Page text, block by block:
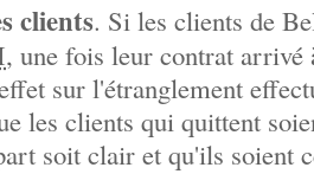
clients. Si les clients de
, une fois leur contrat arrivé
sur l'étranglement
les clients qui quittent
soit clair et qu'ils soient